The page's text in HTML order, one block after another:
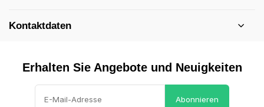
Kontaktdaten
Erhalten Sie Angebote und Neuigkeiten
Abonnieren